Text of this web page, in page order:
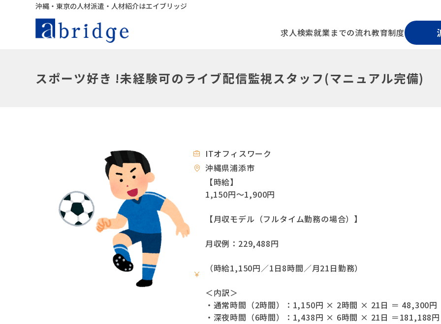
沖縄・東京の人材派遣・人材紹介はエイブリッジ
求人検索就業までの流れ教育制度
スポーツ好き !未経験可のライブ配信監視スタッフ(マニュアル完備)
ITオフィスワーク
沖縄県浦添市
【時給】
1,150円～1,900円
【月収モデル（フルタイム勤務の場合）】
月収例：229,488円
（時給1,150円／1日8時間／月21日勤務）
＜内訳＞
・通常時間（2時間）：1,150円 × 2時間 × 21日 ＝ 48,300円
・深夜時間（6時間）：1,438円 × 6時間 × 21日 ＝181,188円